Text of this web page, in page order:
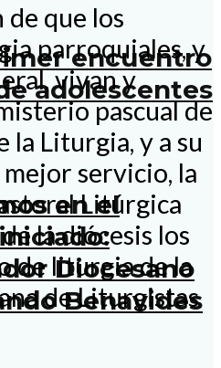
encuentro
adolescentes
en el
Diocesano
Benavides
que los
parroquiales, y
vivan y
pascual de
la Liturgia, y a su
servicio, la
Litúrgica
la diócesis los
de liturgia de la
de Liturgistas